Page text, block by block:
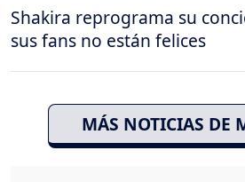
Shakira reprograma su
sus fans no están felices
MÁS NOTICIAS DE